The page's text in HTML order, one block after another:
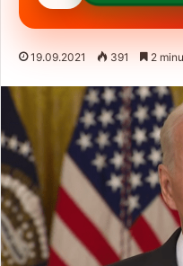
19.09.2021 391 2